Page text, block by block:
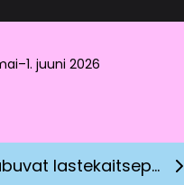
juuni 2026
Kräshil tähistati noori talente ja saabuvat lastekaitsepäeva!